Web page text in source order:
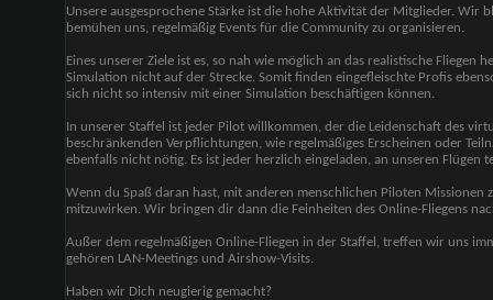
Unsere ausgesprochene Stärke ist die hohe Aktivität der Mitglieder. Wir
bemühen uns, regelmäßig Events für die Community zu organisieren.
Eines unserer Ziele ist es, so nah wie möglich an das realistische Fliegen
Simulation nicht auf der Strecke. Somit finden eingefleischte Profis
sich nicht so intensiv mit einer Simulation beschäftigen können.
In unserer Staffel ist jeder Pilot willkommen, der die Leidenschaft des
beschränkenden Verpflichtungen, wie regelmäßiges Erscheinen oder
ebenfalls nicht nötig. Es ist jeder herzlich eingeladen, an unseren Flügen
Wenn du Spaß daran hast, mit anderen menschlichen Piloten Missionen
mitzuwirken. Wir bringen dir dann die Feinheiten des Online-Fliegens
Außer dem regelmäßigen Online-Fliegen in der Staffel, treffen wir uns
gehören LAN-Meetings und Airshow-Visits.
Haben wir Dich neugierig gemacht?